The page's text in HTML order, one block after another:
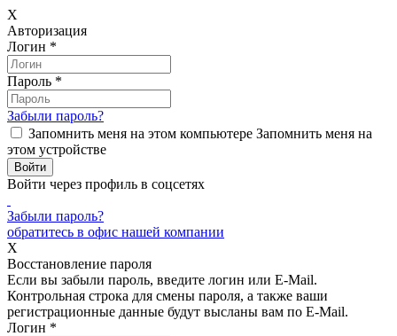
X
Авторизация
Логин *
Пароль *
Забыли пароль?
Запомнить меня на этом компьютере Запомнить меня на
этом устройстве
Войти через профиль в соцсетях
Забыли пароль?
обратитесь в офис нашей компании
X
Восстановление пароля
Если вы забыли пароль, введите логин или E-Mail.
Контрольная строка для смены пароля, а также ваши
регистрационные данные будут высланы вам по E-Mail.
Логин *